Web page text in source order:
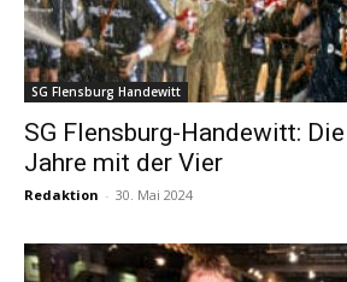
SG Flensburg Handewitt
SG Flensburg-Handewitt:
Jahre mit der Vier
Redaktion - 30. Mai 2024